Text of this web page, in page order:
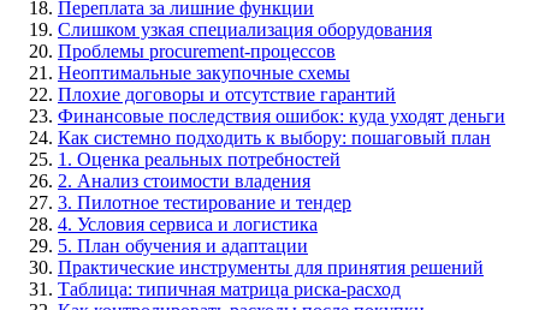
Переплата за лишние функции
Слишком узкая специализация оборудования
Проблемы procurement-процессов
Неоптимальные закупочные схемы
Плохие договоры и отсутствие гарантий
Финансовые последствия ошибок: куда уходят деньги
Как системно подходить к выбору: пошаговый план
1. Оценка реальных потребностей
2. Анализ стоимости владения
3. Пилотное тестирование и тендер
4. Условия сервиса и логистика
5. План обучения и адаптации
Практические инструменты для принятия решений
Таблица: типичная матрица риска-расход